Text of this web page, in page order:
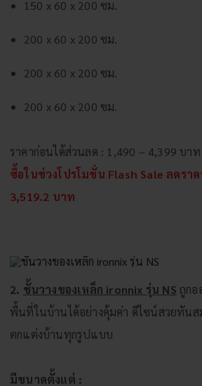
150 x 60 x 200 ซม.
200 x 60 x 200 ซม.
200 x 60 x 200 ซม.
200 x 60 x 200 ซม.
ราคาก่อนได้ส่วนลด : 1,490 – 4,399 บาท
ซื้อในช่วงโปรโมชั่น Flash Sale ลดราค
3,519.2 บาท
2. ชั้นวางของเหล็ก ironnix รุ่น NS ถูก
พื้นที่ในบ้านได้อย่างคุ้มค่า ดีไซน์สวยทันส
ตกแต่งบ้านทุกรูปแบบ
มีขนาดตั้งแต่ :